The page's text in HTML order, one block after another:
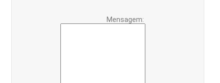
Mensagem: